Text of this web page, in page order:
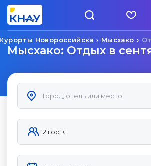
Мысхако
Курорты Новороссийска
Мысхако: Отдых в